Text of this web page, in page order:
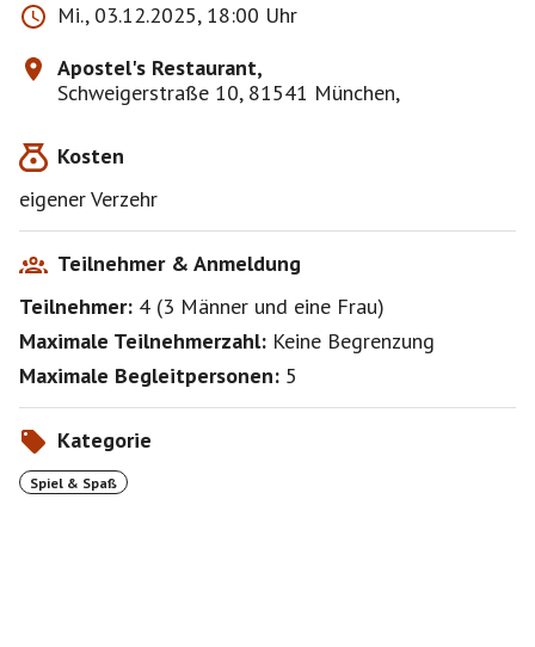
Mi., 03.12.2025, 18:00 Uhr
Apostel's Restaurant,
Schweigerstraße 10, 81541 München,
Kosten
eigener Verzehr
Teilnehmer & Anmeldung
Teilnehmer: 4 (3 Männer und eine Frau)
Maximale Teilnehmerzahl: Keine Begrenzung
Maximale Begleitpersonen: 5
Kategorie
Spiel & Spaß